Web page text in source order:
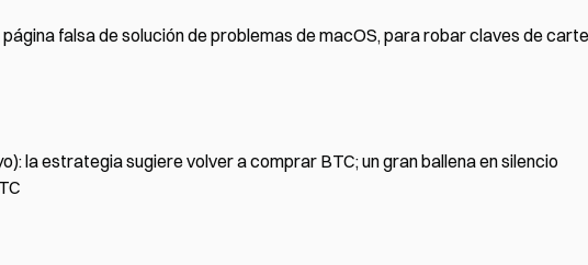
falsa de solución de problemas de macOS, para robar claves de
la estrategia sugiere volver a comprar BTC; un gran ballena en silencio